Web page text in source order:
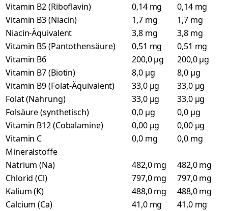
Vitamin B2 (Riboflavin)
0,14 mg
0,14 mg
Vitamin B3 (Niacin)
1,7 mg
1,7 mg
Niacin-Äquivalent
3,8 mg
3,8 mg
Vitamin B5 (Pantothensäure)
0,51 mg
0,51 mg
Vitamin B6
200,0 µg
200,0 µg
Vitamin B7 (Biotin)
8,0 µg
8,0 µg
Vitamin B9 (Folat-Äquivalent)
33,0 µg
33,0 µg
Folat (Nahrung)
33,0 µg
33,0 µg
Folsäure (synthetisch)
0,0 µg
0,0 µg
Vitamin B12 (Cobalamine)
0,00 µg
0,00 µg
Vitamin C
0,0 mg
0,0 mg
Mineralstoffe
Natrium (Na)
482,0 mg
482,0 mg
Chlorid (Cl)
797,0 mg
797,0 mg
Kalium (K)
488,0 mg
488,0 mg
Calcium (Ca)
41,0 mg
41,0 mg